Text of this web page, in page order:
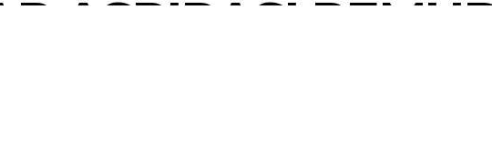
ASPIRASI